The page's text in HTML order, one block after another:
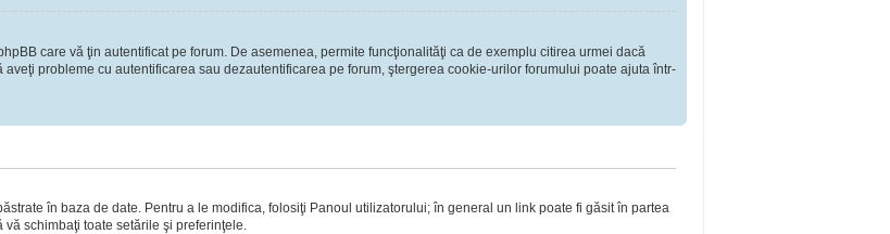
care vă ţin autentificat pe forum. De asemenea, permite funcţionalităţi ca de exemplu citirea urmei dacă
probleme cu autentificarea sau dezautentificarea pe forum, ştergerea cookie-urilor forumului poate ajuta într-
în baza de date. Pentru a le modifica, folosiţi Panoul utilizatorului; în general un link poate fi găsit în partea
schimbaţi toate setările şi preferinţele.